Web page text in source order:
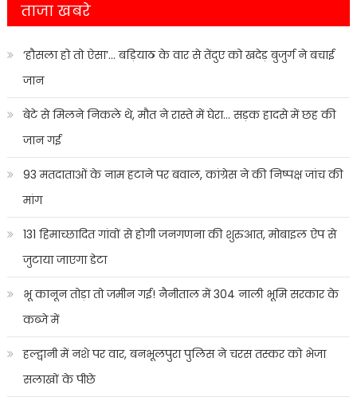
ताजा खबरे
‘हौसला हो तो ऐसा’… बड़ियाठ के वार से तेंदुए को खदेड़ बुजुर्ग ने बचाई
जान
बेटे से मिलने निकले थे, मौत ने रास्ते में घेरा… सड़क हादसे में छह की
जान गई
93 मतदाताओं के नाम हटाने पर बवाल, कांग्रेस ने की निष्पक्ष जांच की
मांग
131 हिमाच्छादित गांवों से होगी जनगणना की शुरुआत, मोबाइल ऐप से
जुटाया जाएगा डेटा
भू कानून तोड़ा तो जमीन गई! नैनीताल में 304 नाली भूमि सरकार के
कब्जे में
हल्द्वानी में नशे पर वार, बनभूलपुरा पुलिस ने चरस तस्कर को भेजा
सलाखों के पीछे